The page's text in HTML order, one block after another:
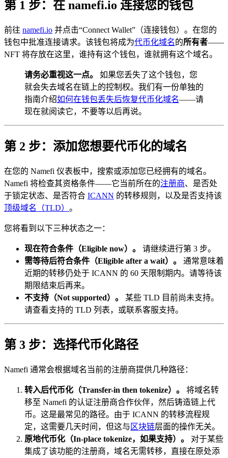
第 1 步：在 namefi.io 连接您的钱包
前往 namefi.io 并点击“Connect Wallet”（连接钱包）。在您的
钱包中批准连接请求。该钱包将成为代币化域名的所有者——
NFT 将存放在这里，谁持有这个钱包，谁就拥有这个域名。
请务必重视这一点。
如果您丢失了这个钱包，您
就会失去域名在链上的控制权。我们有一份单独的
指南介绍如何在钱包丢失后恢复代币化域名——请
现在就阅读它，不要等以后再说。
第 2 步：添加您想要代币化的域名
在您的 Namefi 仪表板中，搜索或添加您已经拥有的域名。
Namefi 将检查其资格条件——它当前所在的注册商、是否处
于锁定状态、是否符合 ICANN 的转移规则，以及是否支持该
顶级域名（TLD） 。
您将看到以下三种状态之一：
现在符合条件（Eligible now）。
请继续进行第 3 步。
需等待后符合条件（Eligible after a wait）。
通常意味着
近期的转移仍处于 ICANN 的 60 天限制期内。请等待该
期限结束后再来。
不支持（Not supported）。
某些 TLD 目前尚未支持。
请查看支持的 TLD 列表，或联系客服支持。
第 3 步：选择代币化路径
Namefi 通常会根据域名当前的注册商提供几种路径：
转入后代币化（Transfer-in then tokenize）。
将域名转
移至 Namefi 的认证注册商合作伙伴，然后铸造链上代
币。这是最常见的路径。由于 ICANN 的转移流程规
定，这需要几天时间，但这与 区块链层面的操作无关。
原地代币化（In-place tokenize，如果支持）。
对于某些
集成了该功能的注册商，域名无需转移，直接在原处添